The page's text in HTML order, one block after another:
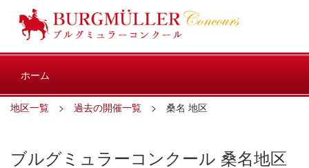
ホーム
地区一覧 > 過去の開催一覧 > 桑名 地区
ブルグミュラーコンクール 桑名地区